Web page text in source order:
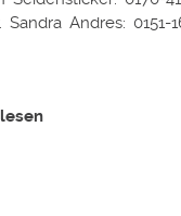
Sandra Andres: 0151-